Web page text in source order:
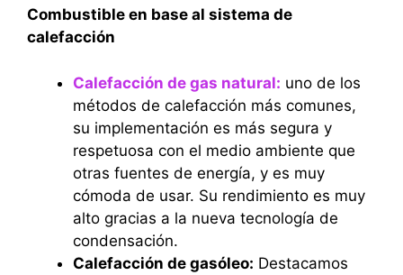
Combustible en base al sistema de
calefacción
Calefacción de gas natural: uno de los
métodos de calefacción más comunes,
su implementación es más segura y
respetuosa con el medio ambiente que
otras fuentes de energía, y es muy
cómoda de usar. Su rendimiento es muy
alto gracias a la nueva tecnología de
condensación.
Calefacción de gasóleo: Destacamos